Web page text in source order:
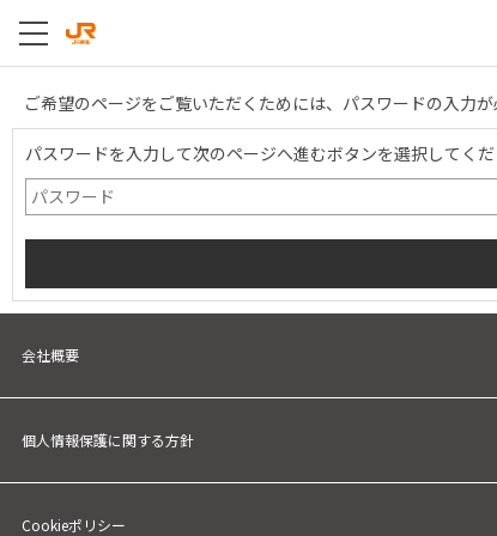
ご希望のページをご覧いただくためには、パスワードの入力
パスワードを入力して次のページへ進むボタンを選択してくだ
会社概要
個人情報保護に関する方針
Cookieポリシー